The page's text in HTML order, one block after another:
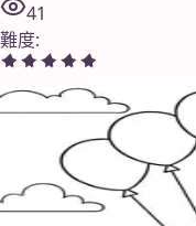
41
難度: